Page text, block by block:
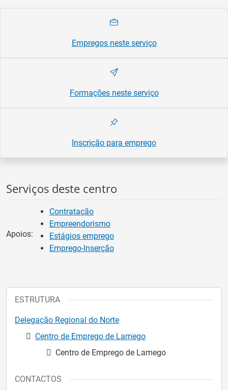
Empregos neste serviço
Formações neste serviço
Inscrição para emprego
Serviços deste centro
Apoios:
Contratação
Empreendorismo
Estágios emprego
Emprego-Inserção
ESTRUTURA
Delegação Regional do Norte
Centro de Emprego de Lamego
Centro de Emprego de Lamego
CONTACTOS